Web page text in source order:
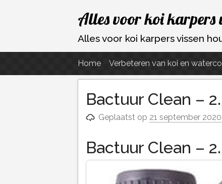
Ga
naar
de
Alles voor koi karpers
Alles voor koi karpers vissen
Home Verbeteren van koi en
Bactuur Clean –
Geplaatst op 21 september 2020
Bactuur Clean –